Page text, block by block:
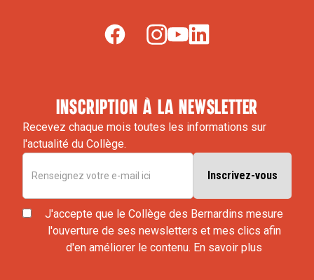
inscription à la newsletter
Recevez chaque mois toutes les informations sur
l'actualité du Collège.
J'accepte que le Collège des Bernardins mesure
l'ouverture de ses newsletters et mes clics afin
d'en améliorer le contenu. En savoir plus